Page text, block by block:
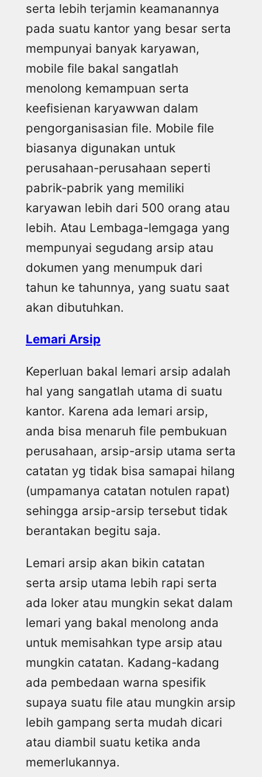
serta lebih terjamin keamanannya
pada suatu kantor yang besar serta
mempunyai banyak karyawan,
mobile file bakal sangatlah
menolong kemampuan serta
keefisienan karyawwan dalam
pengorganisasian file. Mobile file
biasanya digunakan untuk
perusahaan-perusahaan seperti
pabrik-pabrik yang memiliki
karyawan lebih dari 500 orang atau
lebih. Atau Lembaga-lemgaga yang
mempunyai segudang arsip atau
dokumen yang menumpuk dari
tahun ke tahunnya, yang suatu saat
akan dibutuhkan.
Lemari Arsip
Keperluan bakal lemari arsip adalah
hal yang sangatlah utama di suatu
kantor. Karena ada lemari arsip,
anda bisa menaruh file pembukuan
perusahaan, arsip-arsip utama serta
catatan yg tidak bisa samapai hilang
(umpamanya catatan notulen rapat)
sehingga arsip-arsip tersebut tidak
berantakan begitu saja.
Lemari arsip akan bikin catatan
serta arsip utama lebih rapi serta
ada loker atau mungkin sekat dalam
lemari yang bakal menolong anda
untuk memisahkan type arsip atau
mungkin catatan. Kadang-kadang
ada pembedaan warna spesifik
supaya suatu file atau mungkin arsip
lebih gampang serta mudah dicari
atau diambil suatu ketika anda
memerlukannya.